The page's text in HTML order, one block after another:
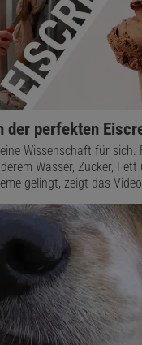
der perfekten
Wissenschaft für sich.
Wasser, Zucker,
gelingt, zeigt das